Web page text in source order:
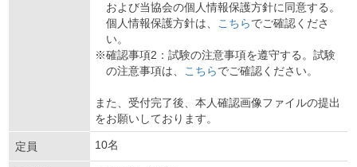
および当協会の個人情報保護方針に同意する。
個人情報保護方針は、
こちらでご確認くださ
い。
※確認事項2：試験の注意事項を遵守する。試験
の注意事項は、
こちらでご確認ください。
また、受付完了後、本人確認画像ファイルの提出
をお願いしております。
定員 10名